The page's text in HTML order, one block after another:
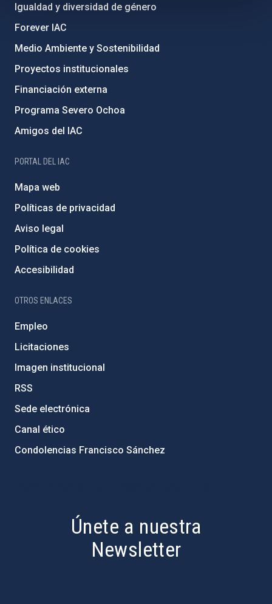
Igualdad y diversidad de género
Forever IAC
Medio Ambiente y Sostenibilidad
Proyectos institucionales
Financiación externa
Programa Severo Ochoa
Amigos del IAC
PORTAL DEL IAC
Mapa web
Políticas de privacidad
Aviso legal
Política de cookies
Accesibilidad
OTROS ENLACES
Empleo
Licitaciones
Imagen institucional
RSS
Sede electrónica
Canal ético
Condolencias Francisco Sánchez
Únete a nuestra
Newsletter